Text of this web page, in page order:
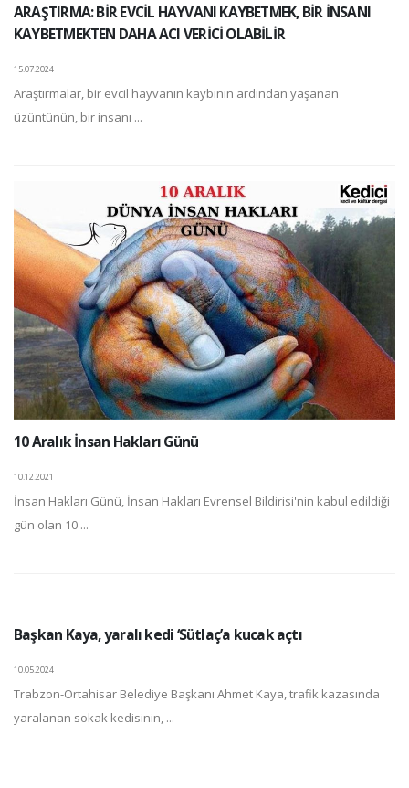
ARAŞTIRMA: BİR EVCİL HAYVANI KAYBETMEK, BİR İNSANI
KAYBETMEKTEN DAHA ACI VERİCİ OLABİLİR
15.07.2024
Araştırmalar, bir evcil hayvanın kaybının ardından yaşanan
üzüntünün, bir insanı ...
10 Aralık İnsan Hakları Günü
10.12.2021
İnsan Hakları Günü, İnsan Hakları Evrensel Bildirisi'nin kabul edildiği
gün olan 10 ...
Başkan Kaya, yaralı kedi ‘Sütlaç’a kucak açtı
10.05.2024
Trabzon-Ortahisar Belediye Başkanı Ahmet Kaya, trafik kazasında
yaralanan sokak kedisinin, ...